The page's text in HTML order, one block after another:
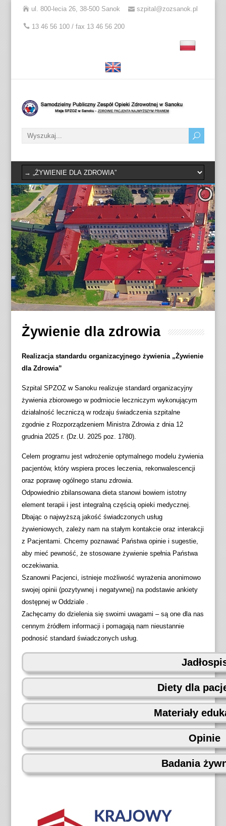
ul. 800-lecia 26, 38-500 Sanok szpital@zozsanok.pl
13 46 56 100 / fax 13 46 56 200
Żywienie dla zdrowia
Realizacja standardu organizacyjnego żywienia „Żywienie
dla Zdrowia”
Szpital SPZOZ w Sanoku realizuje standard organizacyjny
żywienia zbiorowego w podmiocie leczniczym wykonującym
działalność leczniczą w rodzaju świadczenia szpitalne
zgodnie z Rozporządzeniem Ministra Zdrowia z dnia 12
grudnia 2025 r. (Dz.U. 2025 poz. 1780).
Celem programu jest wdrożenie optymalnego modelu żywienia
pacjentów, który wspiera proces leczenia, rekonwalescencji
oraz poprawę ogólnego stanu zdrowia.
Odpowiednio zbilansowana dieta stanowi bowiem istotny
element terapii i jest integralną częścią opieki medycznej.
Dbając o najwyższą jakość świadczonych usług
żywieniowych, zależy nam na stałym kontakcie oraz interakcji
z Pacjentami. Chcemy poznawać Państwa opinie i sugestie,
aby mieć pewność, że stosowane żywienie spełnia Państwa
oczekiwania.
Szanowni Pacjenci, istnieje możliwość wyrażenia anonimowo
swojej opinii (pozytywnej i negatywnej) na podstawie ankiety
dostępnej w Oddziale .
Zachęcamy do dzielenia się swoimi uwagami – są one dla nas
cennym źródłem informacji i pomagają nam nieustannie
podnosić standard świadczonych usług.
Diety dla
Materiały
Opinie
Badania